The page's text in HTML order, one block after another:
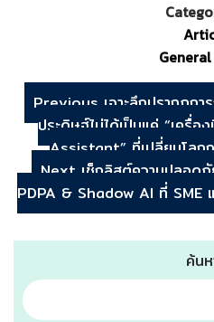
General
Previous เจาะลึกปรากฏก
ประดิษฐ์ไม่ได้เป็นแค่ “เครื่อ
Assistant” ที่เปลี่ยนโลกก
Next เช็กลิสต์ความปลอดภั
PDPA & Shadow AI ที่ SME
ค้น